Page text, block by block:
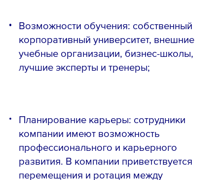
Возможности обучения: собственный
корпоративный университет, внешние
учебные организации, бизнес-школы,
лучшие эксперты и тренеры;
Планирование карьеры: сотрудники
компании имеют возможность
профессионального и карьерного
развития. В компании приветствуется
перемещения и ротация между